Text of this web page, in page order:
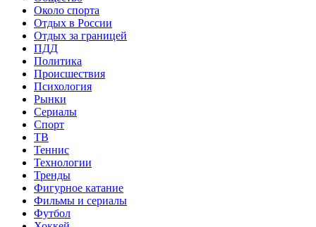
Около спорта
Отдых в России
Отдых за границей
ПДД
Политика
Происшествия
Психология
Рынки
Сериалы
Спорт
ТВ
Теннис
Технологии
Тренды
Фигурное катание
Фильмы и сериалы
Футбол